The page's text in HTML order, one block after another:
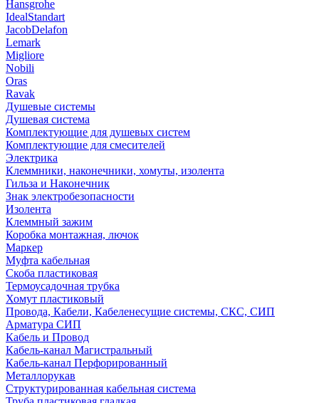
Hansgrohe
IdealStandart
JacobDelafon
Lemark
Migliore
Nobili
Oras
Ravak
Душевые системы
Душевая система
Комплектующие для душевых систем
Комплектующие для смесителей
Электрика
Клеммники, наконечники, хомуты, изолента
Гильза и Наконечник
Знак электробезопасности
Изолента
Клеммный зажим
Коробка монтажная, лючок
Маркер
Муфта кабельная
Скоба пластиковая
Термоусадочная трубка
Хомут пластиковый
Провода, Кабели, Кабеленесущие системы, СКС, СИП
Арматура СИП
Кабель и Провод
Кабель-канал Магистральный
Кабель-канал Перфорированный
Металлорукав
Структурированная кабельная система